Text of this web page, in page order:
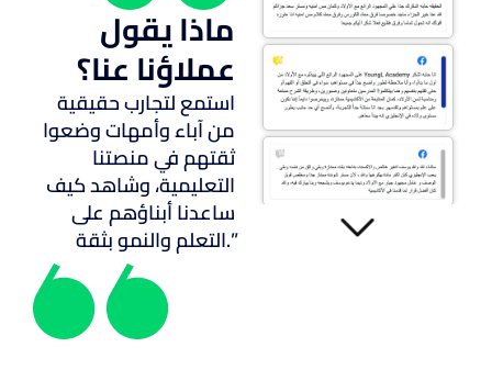
ماذا يقول
عملاؤنا عنا؟
استمع لتجارب حقيقية
من آباء وأمهات وضعوا
ثقتهم في منصتنا
التعليمية، وشاهد كيف
ساعدنا أبناؤهم على
التعلم والنمو بثقة.”